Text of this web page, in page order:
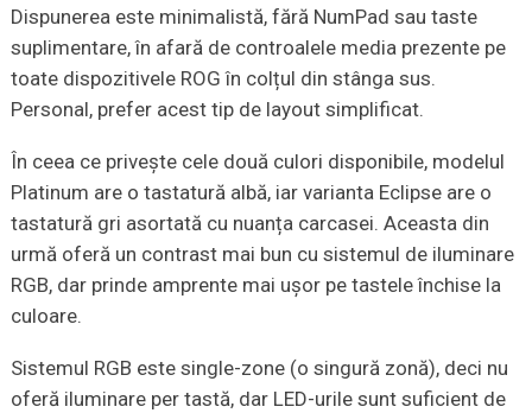
Dispunerea este minimalistă, fără NumPad sau taste
suplimentare, în afară de controalele media prezente pe
toate dispozitivele ROG în colțul din stânga sus.
Personal, prefer acest tip de layout simplificat.
În ceea ce privește cele două culori disponibile, modelul
Platinum are o tastatură albă, iar varianta Eclipse are o
tastatură gri asortată cu nuanța carcasei. Aceasta din
urmă oferă un contrast mai bun cu sistemul de iluminare
RGB, dar prinde amprente mai ușor pe tastele închise la
culoare.
Sistemul RGB este single-zone (o singură zonă), deci nu
oferă iluminare per tastă, dar LED-urile sunt suficient de